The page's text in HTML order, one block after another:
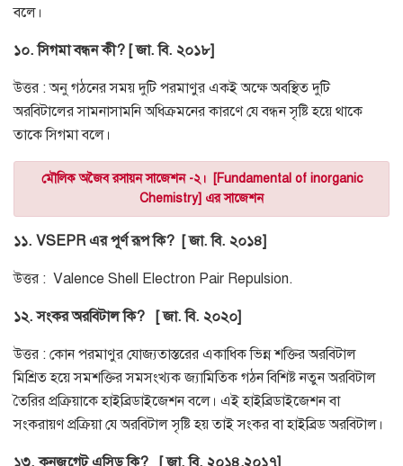
বলে।
১০. সিগমা বন্ধন কী? [ জা. বি. ২০১৮]
উত্তর : অনু গঠনের সময় দুটি পরমাণুর একই অক্ষে অবস্থিত দুটি
অরবিটালের সামনাসামনি অধিক্রমনের কারণে যে বন্ধন সৃষ্টি হয়ে থাকে
তাকে সিগমা বলে।
মৌলিক অজৈব রসায়ন সাজেশন -২। [Fundamental of inorganic
Chemistry] এর সাজেশন
১১. VSEPR এর পূর্ণ রূপ কি? [ জা. বি. ২০১৪]
উত্তর : Valence Shell Electron Pair Repulsion.
১২. সংকর অরবিটাল কি? [ জা. বি. ২০২০]
উত্তর : কোন পরমাণুর যোজ্যতাস্তরের একাধিক ভিন্ন শক্তির অরবিটাল
মিশ্রিত হয়ে সমশক্তির সমসংখ্যক জ্যামিতিক গঠন বিশিষ্ট নতুন অরবিটাল
তৈরির প্রক্রিয়াকে হাইব্রিডাইজেশন বলে। এই হাইব্রিডাইজেশন বা
সংকরায়ণ প্রক্রিয়া যে অরবিটাল সৃষ্টি হয় তাই সংকর বা হাইব্রিড অরবিটাল।